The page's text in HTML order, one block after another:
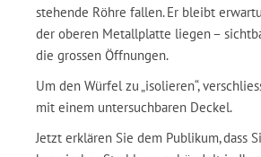
stehende Röhre fallen. Er bleibt
der oberen Metallplatte liegen –
die grossen Öffnungen.
Um den Würfel zu „isolieren“,
mit einem untersuchbaren Deckel.
Jetzt erklären Sie dem Publikum, dass